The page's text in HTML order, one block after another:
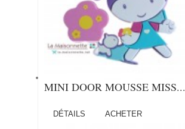
MINI DOOR MOUSSE MISS...
DÉTAILS ACHETER